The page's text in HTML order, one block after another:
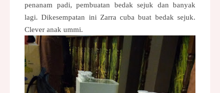
penanam padi, pembuatan bedak sejuk dan banyak
lagi. Dikesempatan ini Zarra cuba buat bedak sejuk.
Clever anak ummi.